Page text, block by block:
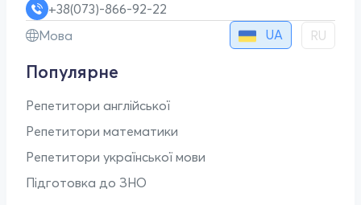
+38(073)-866-92-22
Мова
UA RU
Популярне
Репетитори англійської
Репетитори математики
Репетитори української мови
Підготовка до ЗНО